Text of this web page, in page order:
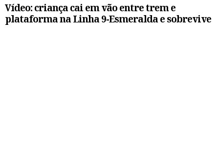
Vídeo: criança cai em vão entre trem e
plataforma na Linha 9-Esmeralda e sobrevive